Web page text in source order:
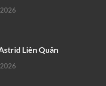
Liên Quân